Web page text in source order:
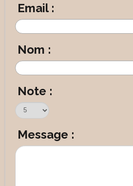
Email :
Nom :
Note :
Message :